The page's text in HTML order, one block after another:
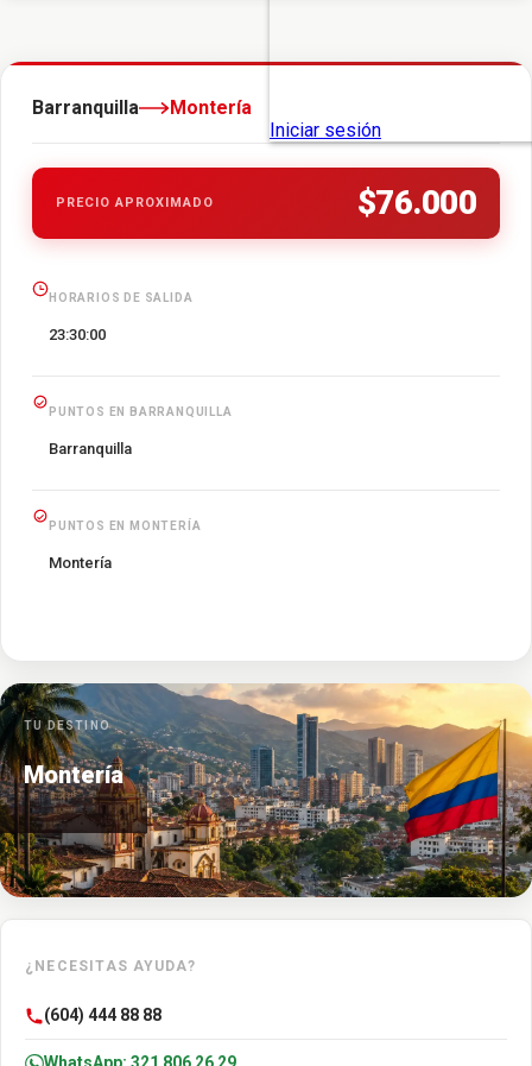
Barranquilla Montería
PRECIO APROXIMADO $76.000
HORARIOS DE SALIDA
23:30:00
PUNTOS EN BARRANQUILLA
Barranquilla
PUNTOS EN MONTERÍA
Montería
TU DESTINO
Montería
¿NECESITAS AYUDA?
(604) 444 88 88